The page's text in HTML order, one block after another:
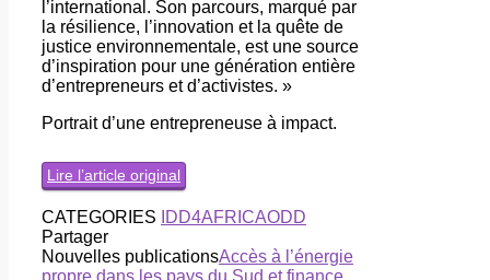
l’international. Son parcours, marqué par
la résilience, l’innovation et la quête de
justice environnementale, est une source
d’inspiration pour une génération entière
d’entrepreneurs et d’activistes. »
Portrait d’une entrepreneuse à impact.
Lire l’article original
CATEGORIES IDD4AFRICAODD
Partager
Nouvelles publicationsAccès à l’énergie
propre dans les pays du Sud et finance